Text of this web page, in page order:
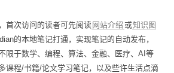
首次访问的读者可先阅读 网站介绍 或知识图
的本地笔记打通，实现笔记的自动发布，
限于数学、编程、算法、金融、医疗、AI等
课程/书籍/论文学习笔记，以及些许生活点滴